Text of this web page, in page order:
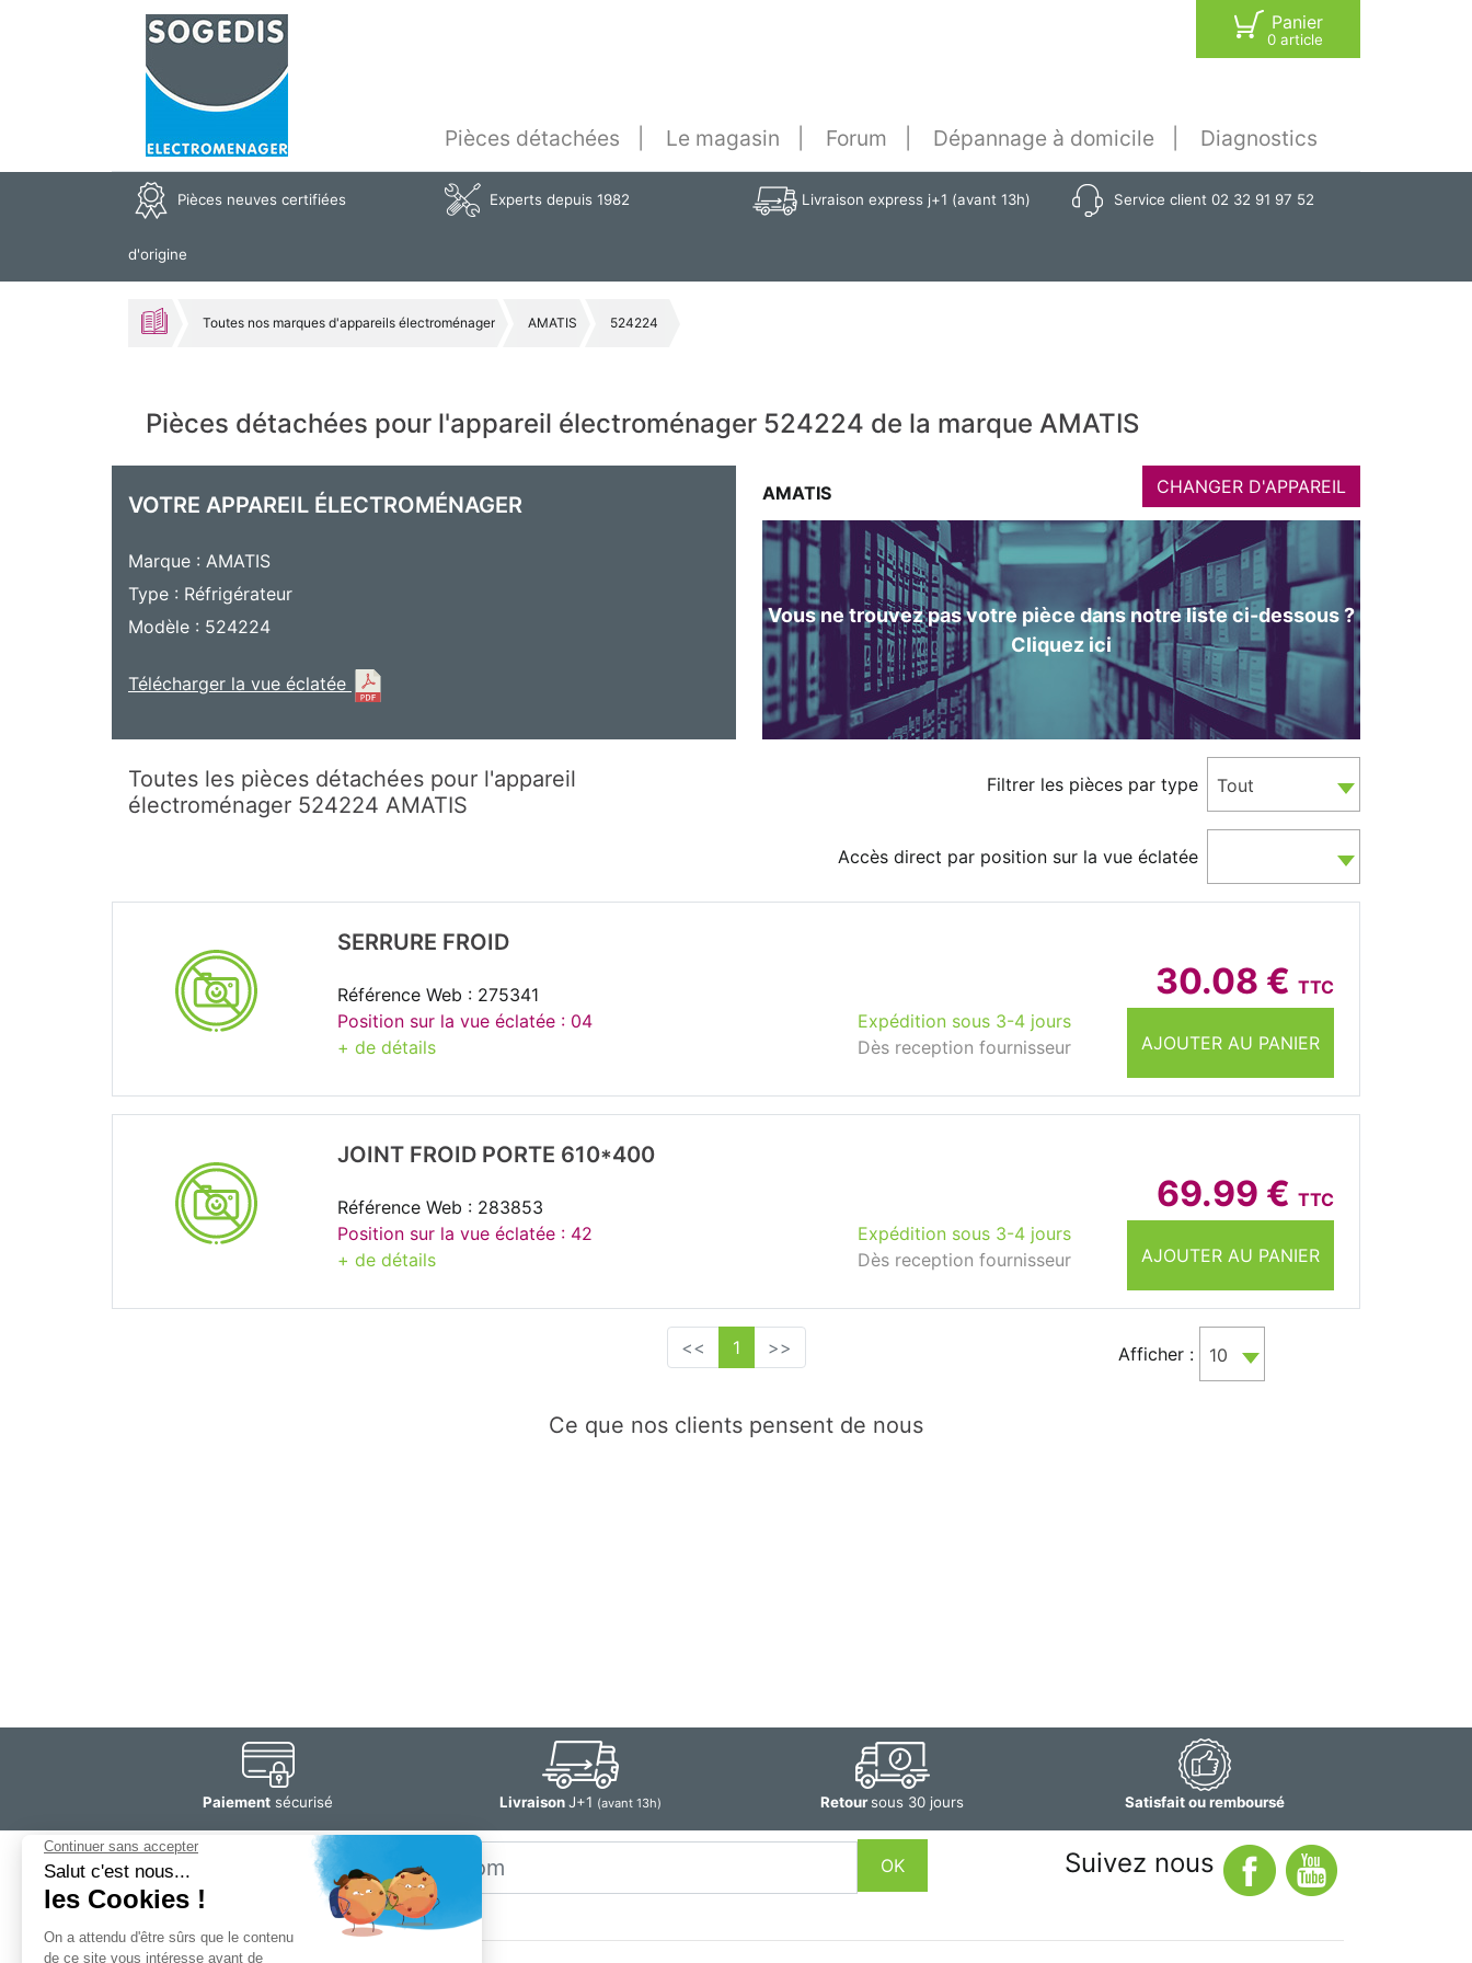
Panier
0 article
Pièces détachées Le magasin Forum Dépannage à domicile Diagnostics
Pièces neuves certifiées
d'origine
Experts depuis 1982 Livraison express j+1 (avant 13h) Service client 02 32 91 97 52
Toutes nos marques d'appareils électroménager AMATIS 524224
Pièces détachées pour l'appareil électroménager 524224 de la marque AMATIS
VOTRE APPAREIL ÉLECTROMÉNAGER
Marque : AMATIS
Type : Réfrigérateur
Modèle : 524224
Télécharger la vue éclatée
AMATIS CHANGER D'APPAREIL
Vous ne trouvez pas votre pièce dans notre liste ci-dessous ?
Cliquez ici
Toutes les pièces détachées pour l'appareil
électroménager 524224 AMATIS
Filtrer les pièces par type Tout
Accès direct par position sur la vue éclatée
30.08 € TTC
AJOUTER AU PANIER
Expédition sous 3-4 jours
Dès reception fournisseur
SERRURE FROID
Référence Web : 275341
Position sur la vue éclatée : 04
+ de détails
69.99 € TTC
AJOUTER AU PANIER
Expédition sous 3-4 jours
Dès reception fournisseur
JOINT FROID PORTE 610*400
Référence Web : 283853
Position sur la vue éclatée : 42
+ de détails
<< 1 >> Afficher : 10
Ce que nos clients pensent de nous
Paiement sécurisé LivraisonJ+1 (avant 13h) Retoursous 30 jours Satisfait ou remboursé
Restez
informé
Email
OK Suivez nous